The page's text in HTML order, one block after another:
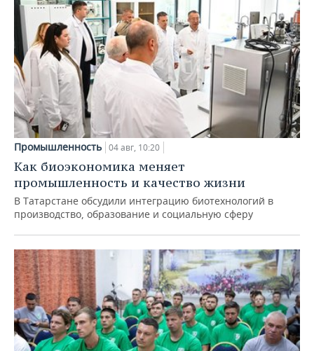
Промышленность 04 авг, 10:20
Как биоэкономика меняет
промышленность и качество жизни
В Татарстане обсудили интеграцию биотехнологий в
производство, образование и социальную сферу